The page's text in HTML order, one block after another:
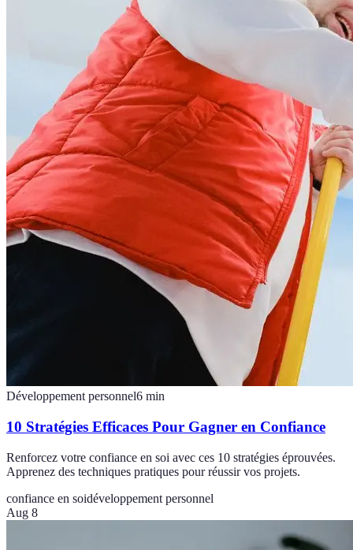
Développement personnel6 min
10 Stratégies Efficaces Pour Gagner en Confiance
Renforcez votre confiance en soi avec ces 10 stratégies éprouvées.
Apprenez des techniques pratiques pour réussir vos projets.
confiance en soidéveloppement personnel
Aug 8